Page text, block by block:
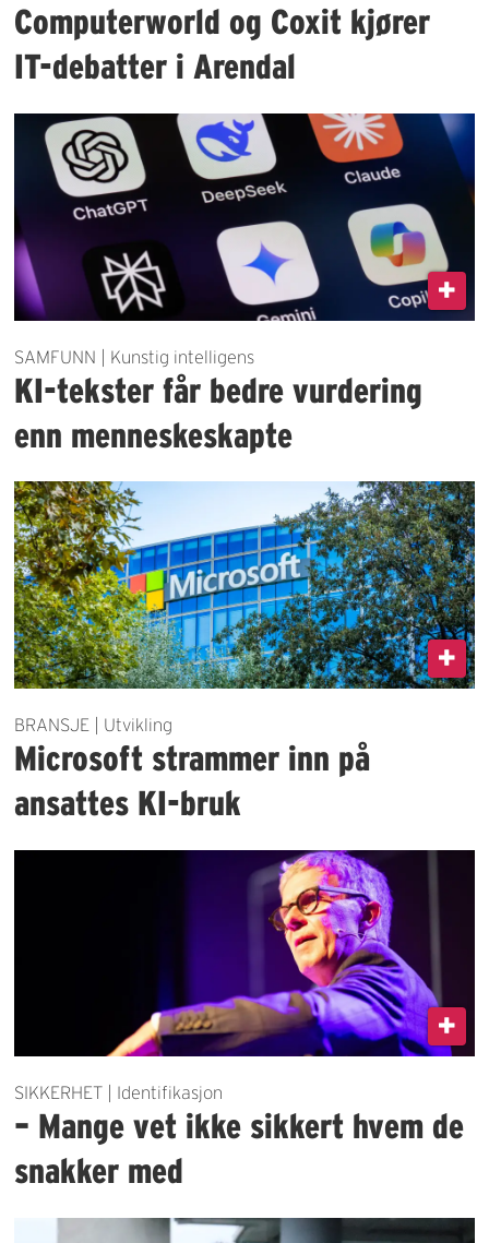
Computerworld og Coxit kjører
IT-debatter i Arendal
SAMFUNN | Kunstig intelligens
KI-tekster får bedre vurdering
enn menneskeskapte
BRANSJE | Utvikling
Microsoft strammer inn på
ansattes KI-bruk
SIKKERHET | Identifikasjon
– Mange vet ikke sikkert hvem de
snakker med